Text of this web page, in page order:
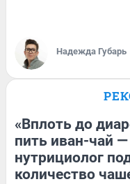
Надежда Губарь
«Вплоть до
пить иван-чай
нутрициолог
количество